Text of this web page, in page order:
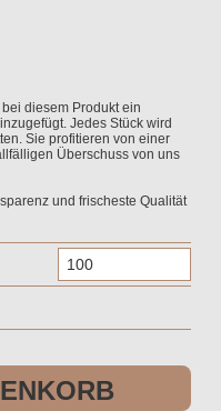
diesem Produkt ein
Jedes Stück wird
Sie profitieren von einer
Überschuss von uns
und frischeste Qualität